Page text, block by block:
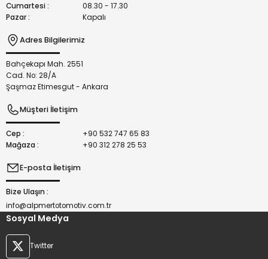
Cumartesi :
08.30 - 17.30
Pazar :
Kapalı
Adres Bilgilerimiz
Bahçekapı Mah. 2551
Cad. No: 28/A
Şaşmaz Etimesgut - Ankara
Müşteri İletişim
Cep :
+90 532 747 65 83
Mağaza :
+90 312 278 25 53
E-posta İletişim
Bize Ulaşın :
info@alpmertotomotiv.com.tr
Sosyal Medya
Twitter